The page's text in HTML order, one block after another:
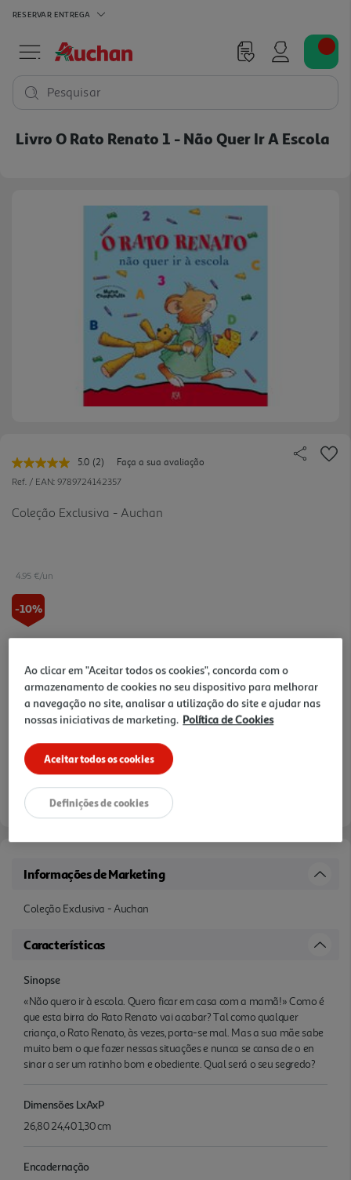
RESERVAR ENTREGA
Pesquisar
Livro O Rato Renato 1 - Não Quer Ir A Escola
5.0 Leu
2
Link
para
(2)
Faça a sua avaliação
Ref. / EAN: 9789724142357
Coleção Exclusiva - Auchan
4.95 €/un
-10%
4,95 €
Notas de preparação
Informações de Marketing
Coleção Exclusiva - Auchan
Características
Sinopse
«Não quero ir à escola. Quero ficar em casa com a mamã!» Como é
que esta birra do Rato Renato vai acabar? Tal como qualquer
criança, o Rato Renato, às vezes, porta-se mal. Mas a sua mãe sabe
muito bem o que fazer nessas situações e nunca se cansa de o en
sinar a ser um ratinho bom e obediente. Qual será o seu segredo?
Dimensões LxAxP
26,80 24,40 1,30 cm
Encadernação
Ao clicar em "Aceitar todos os cookies", concorda com o
armazenamento de cookies no seu dispositivo para melhorar
a navegação no site, analisar a utilização do site e ajudar nas
nossas iniciativas de marketing. Política de Cookies
Aceitar todos os cookies
Definições de cookies